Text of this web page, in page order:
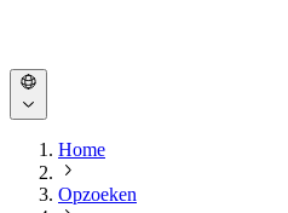
Home
Opzoeken